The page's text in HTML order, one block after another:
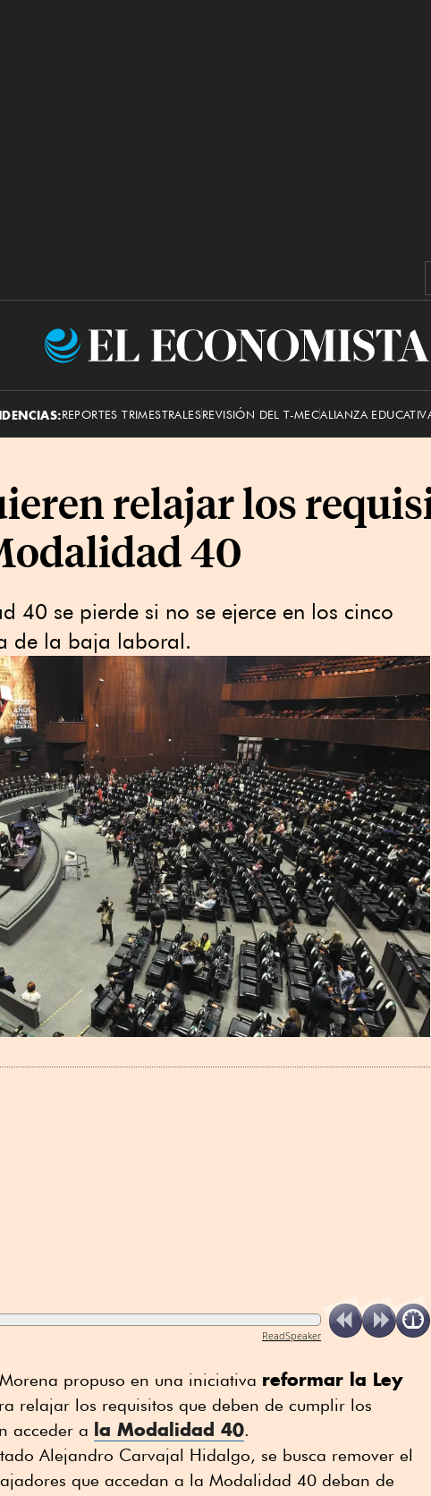
El
REPORTES TRIMESTRALESREVISIÓN DEL T-MECALIANZA
relajar los
40
40 se pierde si no se ejerce en los cinco
de la baja laboral.
ReadSpeaker
propuso en una iniciativa reformar la Ley
relajar los requisitos que deben de cumplir los
acceder a la Modalidad 40.
Alejandro Carvajal Hidalgo, se busca remover el
que accedan a la Modalidad 40 deban de